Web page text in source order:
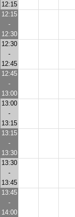
12:15
12:15
-
12:30
12:30
-
12:45
12:45
-
13:00
13:00
-
13:15
13:15
-
13:30
13:30
-
13:45
13:45
-
14:00